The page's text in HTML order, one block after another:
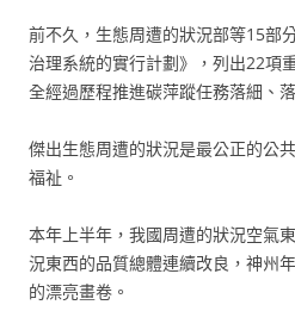
前不久，生態周遭的狀況部等15部
治理系統的實行計劃》，列出22項
全經過歷程推進碳萍蹤任務落細、
傑出生態周遭的狀況是最公正的公
福祉。
本年上半年，我國周遭的狀況空氣
況東西的品質總體連續改良，神州
的漂亮畫卷。